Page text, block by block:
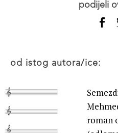
podijeli
od istog autora/ice:
roman